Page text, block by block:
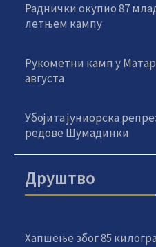
Раднички окупио 87
летњем кампу
Рукометни камп у
августа
Убојита јуниорска
редове Шумадинки
Друштво
Хапшење због 85